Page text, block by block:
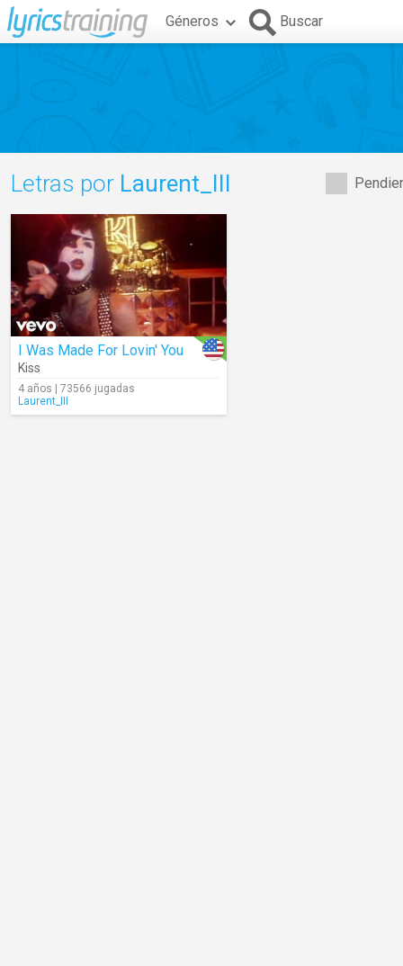
Géneros Buscar
Letras por Laurent_III
I Was Made For Lovin' You
Kiss
4 años | 73566 jugadas
Laurent_III